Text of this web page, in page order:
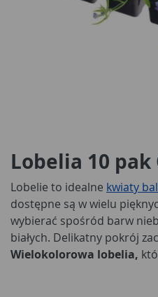
Lobelia 10 pak
Lobelie to idealne kwiaty
dostępne są w wielu
wybierać spośród barw
białych. Delikatny pokrój
Wielokolorowa lobelia,
marki Cyganek kwitnie od
dlatego umożliwia